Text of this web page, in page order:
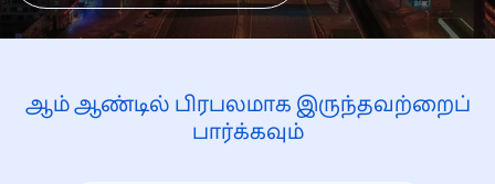
ஆம் ஆண்டில் பிரபலமாக இருந்தவற்றைப்
பார்க்கவும்